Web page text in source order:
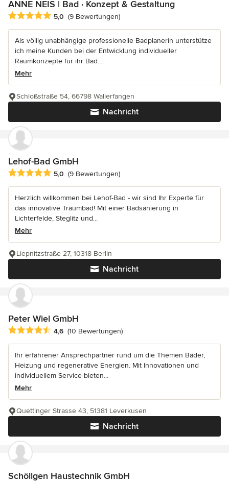
ANNE NEIS | Bad · Konzept & Gestaltung
Durchschnittliche Bewertung: 5 von 5 Sternen
5,0 (9 Bewertungen)
Als völlig unabhängige professionelle Badplanerin unterstütze
ich meine Kunden bei der Entwicklung individueller
Raumkonzepte für ihr Bad....
Mehr
Nachricht
Schloßstraße 54, 66798 Wallerfangen
Lehof-Bad GmbH
Durchschnittliche Bewertung: 5 von 5 Sternen
5,0 (9 Bewertungen)
Herzlich willkommen bei Lehof-Bad - wir sind Ihr Experte für
das innovative Traumbad! Mit einer Badsanierung in
Lichterfelde, Steglitz und...
Mehr
Nachricht
Liepnitzstraße 27, 10318 Berlin
Peter Wiel GmbH
Durchschnittliche Bewertung: 4.6 von 5 Sternen
4,6 (10 Bewertungen)
Ihr erfahrener Ansprechpartner rund um die Themen Bäder,
Heizung und regenerative Energien. Mit Innovationen und
individuellem Service bieten...
Mehr
Nachricht
Quettinger Strasse 43, 51381 Leverkusen
Schöllgen Haustechnik GmbH